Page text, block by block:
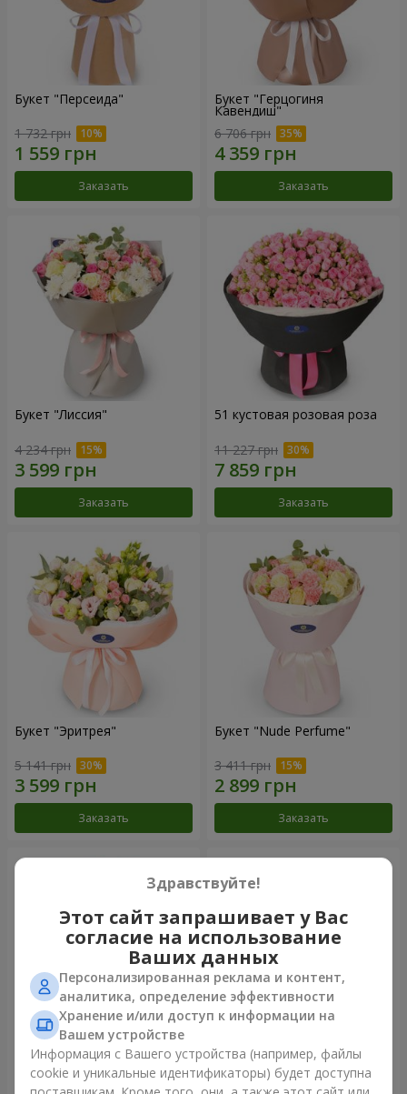
Букет "Персеида"
1 732 грн
Заказать
Букет "Герцогиня
Кавендиш"
6 706 грн
Заказать
Букет "Лиссия"
4 234 грн
Заказать
51 кустовая розовая роза
11 227 грн
Заказать
Букет "Эритрея"
5 141 грн
Заказать
Букет "Nude Perfume"
3 411 грн
Заказать
Букет "Розовая нежность"
5 370 грн
Композиция "Ностальжи"
8 427 грн
Здравствуйте!
Этот сайт запрашивает у Вас
согласие на использование
Ваших данных
Персонализированная реклама и контент,
аналитика, определение эффективности
Хранение и/или доступ к информации на
Вашем устройстве
Информация с Вашего устройства (например, файлы
cookie и уникальные идентификаторы) будет доступна